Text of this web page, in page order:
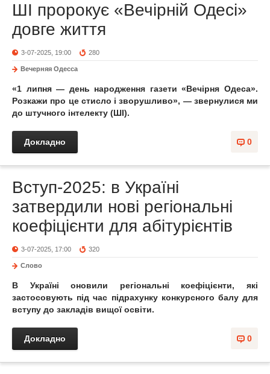
ШІ пророкує «Вечірній Одесі»
довге життя
3-07-2025, 19:00 280
Вечерняя Одесса
«1 липня — день народження газети «Вечірня Одеса».
Розкажи про це стисло і зворушливо», — звернулися ми
до штучного інтелекту (ШІ).
0
Докладно
Вступ-2025: в Україні
затвердили нові регіональні
коефіцієнти для абітурієнтів
3-07-2025, 17:00 320
Слово
В Україні оновили регіональні коефіцієнти, які
застосовують під час підрахунку конкурсного балу для
вступу до закладів вищої освіти.
0
Докладно